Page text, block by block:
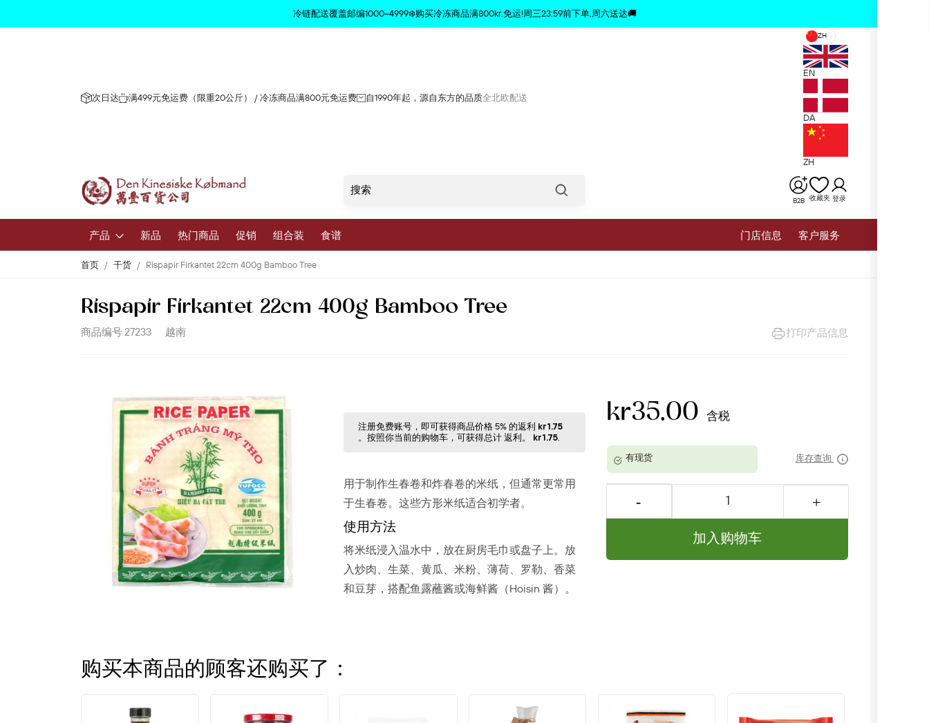
冷链配送覆盖邮编1000–4999❄️购买冷冻商品满800kr.免运!周三23:59前下单,周六送达🚚
次日达 满499元免运费（限重20公斤） / 冷冻商品满800元免运费 自1990年起，源自东方的品质全北欧配送
ZH
EN
DA
ZH
B2B 收藏夹 登录
产品
新鲜水果和蔬菜
新品 热门商品 促销 组合装 食谱 ⻔店信息 客户服务
首页 干货 Rispapir Firkantet 22cm 400g Bamboo Tree
Rispapir Firkantet 22cm 400g Bamboo Tree
商品编号 27233 越南 打印产品信息
注册免费账号，即可获得商品价格 5% 的返利 kr1.75
。按照你当前的购物⻋，可获得总计 返利。 kr1.75.
用于制作生春卷和炸春卷的米纸，但通常更常用
于生春卷。这些方形米纸适合初学者。
使用方法
将米纸浸入温水中，放在厨房毛巾或盘子上。放
入炒肉、生菜、黄瓜、米粉、薄荷、罗勒、香菜
和豆芽，搭配鱼露蘸酱或海鲜酱（Hoisin 酱）。
kr35.00 含税
库存查询
加入购物车
购买本商品的顾客还购买了：
商品已从购物车中删除